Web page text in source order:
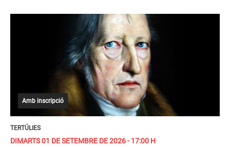
Amb inscripció
TERTÚLIES
DIMARTS 01 DE SETEMBRE DE 2026 - 17:00 H